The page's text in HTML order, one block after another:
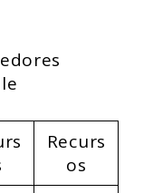
Recurs
os